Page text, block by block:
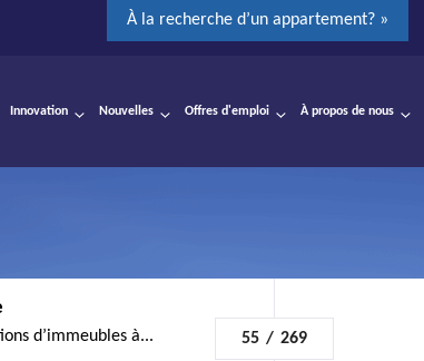
À la recherche d’un appartement? »
Innovation Nouvelles Offres d'emploi À propos de nous
d’immeubles à... 55 / 269